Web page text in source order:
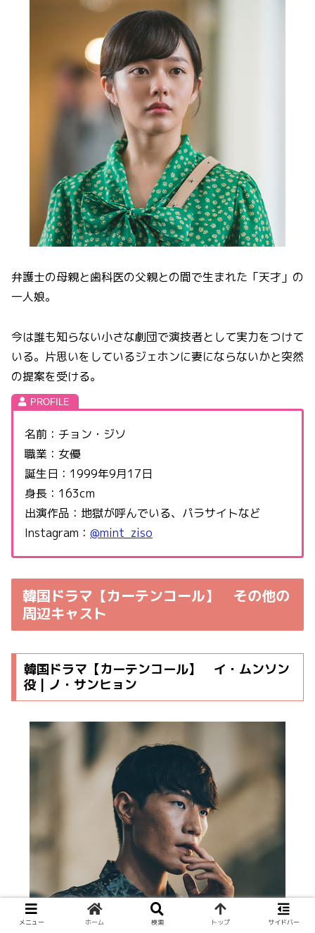
弁護士の母親と歯科医の父親との間で生まれた「天才」の
一人娘。
今は誰も知らない小さな劇団で演技者として実力をつけて
いる。片思いをしているジェホンに妻にならないかと突然
の提案を受ける。
名前：チョン・ジソ
職業：女優
誕生日：1999年9月17日
身長：163cm
出演作品：地獄が呼んでいる、パラサイトなど
Instagram： @mint_ziso
韓国ドラマ【カーテンコール】 その他の
周辺キャスト
韓国ドラマ【カーテンコール】 イ・ムンソン
役 | ノ・サンヒョン
メニュー ホーム 検索 トップ サイドバー